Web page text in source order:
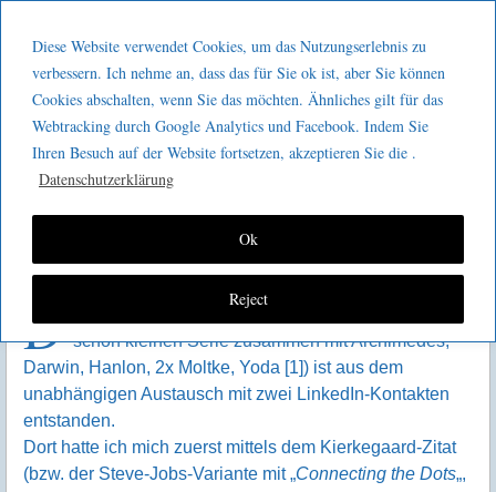
Diese Website verwendet Cookies, um das Nutzungserlebnis zu
verbessern. Ich nehme an, dass das für Sie ok ist, aber Sie können
Cookies abschalten, wenn Sie das möchten. Ähnliches gilt für das
Webtracking durch Google Analytics und Facebook. Indem Sie
Ihren Besuch auf der Website fortsetzen, akzeptieren Sie die .
Datenschutzerklärung
Reject
Ok
GeeMco :
Götz Müller
Consulting
Was Kierkegaard schon von
Lean wusste
D schon kleinen Serie zusammen mit Archimedes,
Darwin, Hanlon, 2x Moltke, Yoda [1]) ist aus dem
unabhängigen Austausch mit zwei LinkedIn-Kontakten
entstanden.
Dort hatte ich mich zuerst mittels dem Kierkegaard-Zitat
(bzw. der Steve-Jobs-Variante mit „Connecting the Dots„,